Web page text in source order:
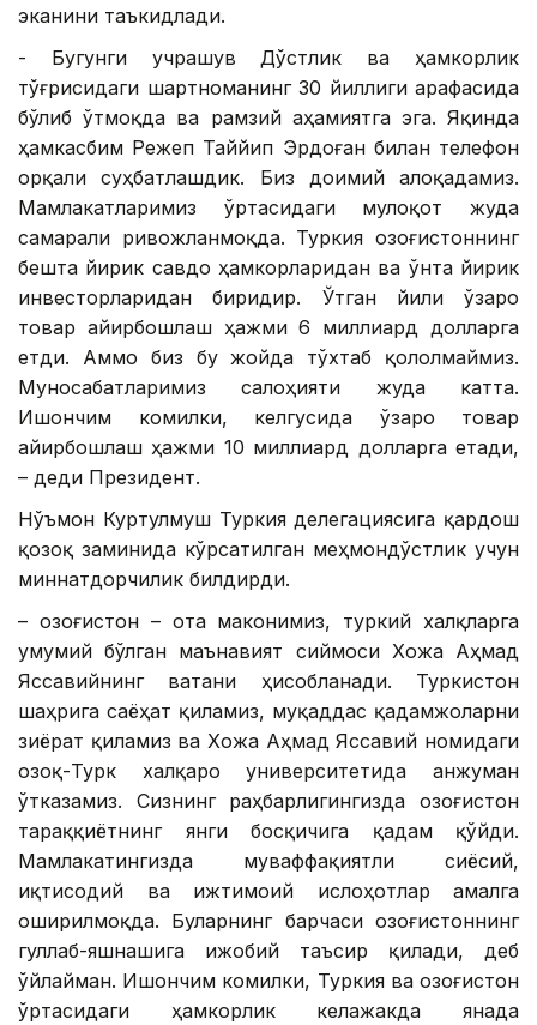
эканини таъкидлади.
- Бугунги учрашув Дўстлик ва ҳамкорлик
тўғрисидаги шартноманинг 30 йиллиги арафасида
бўлиб ўтмоқда ва рамзий аҳамиятга эга. Яқинда
ҳамкасбим Режеп Таййип Эрдоған билан телефон
орқали суҳбатлашдик. Биз доимий алоқадамиз.
Мамлакатларимиз ўртасидаги мулоқот жуда
самарали ривожланмоқда. Туркия Қозоғистоннинг
бешта йирик савдо ҳамкорларидан ва ўнта йирик
инвесторларидан биридир. Ўтган йили ўзаро
товар айирбошлаш ҳажми 6 миллиард долларга
етди. Аммо биз бу жойда тўхтаб қололмаймиз.
Муносабатларимиз салоҳияти жуда катта.
Ишончим комилки, келгусида ўзаро товар
айирбошлаш ҳажми 10 миллиард долларга етади,
– деди Президент.
Нўъмон Куртулмуш Туркия делегациясига қардош
қозоқ заминида кўрсатилган меҳмондўстлик учун
миннатдорчилик билдирди.
– Қозоғистон – ота маконимиз, туркий халқларга
умумий бўлган маънавият сиймоси Хожа Аҳмад
Яссавийнинг ватани ҳисобланади. Туркистон
шаҳрига саёҳат қиламиз, муқаддас қадамжоларни
зиёрат қиламиз ва Хожа Аҳмад Яссавий номидаги
Қозоқ-Турк халқаро университетида анжуман
ўтказамиз. Сизнинг раҳбарлигингизда Қозоғистон
тараққиётнинг янги босқичига қадам қўйди.
Мамлакатингизда муваффақиятли сиёсий,
иқтисодий ва ижтимоий ислоҳотлар амалга
оширилмоқда. Буларнинг барчаси Қозоғистоннинг
гуллаб-яшнашига ижобий таъсир қилади, деб
ўйлайман. Ишончим комилки, Туркия ва Қозоғистон
ўртасидаги ҳамкорлик келажакда янада